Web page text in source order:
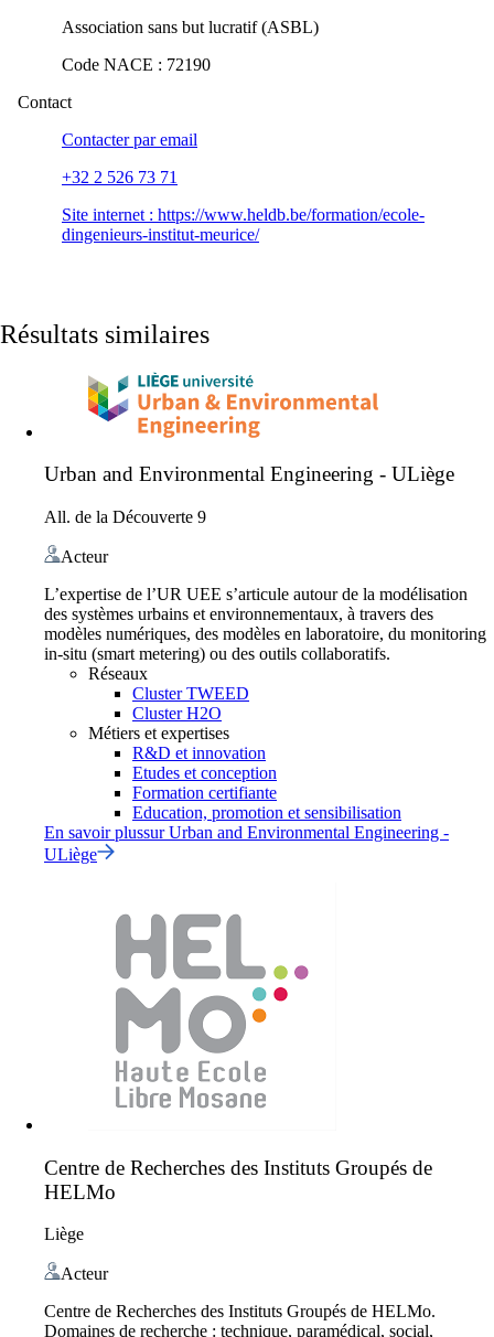
Association sans but lucratif (ASBL)
Code NACE : 72190
Contact
Contacter par email
+32 2 526 73 71
Site internet : https://www.heldb.be/formation/ecole-
dingenieurs-institut-meurice/
Résultats similaires
Urban and Environmental Engineering - ULiège
All. de la Découverte 9
Acteur
L’expertise de l’UR UEE s’articule autour de la modélisation
des systèmes urbains et environnementaux, à travers des
modèles numériques, des modèles en laboratoire, du monitoring
in-situ (smart metering) ou des outils collaboratifs.
Réseaux
Cluster TWEED
Cluster H2O
Métiers et expertises
R&D et innovation
Etudes et conception
Formation certifiante
Education, promotion et sensibilisation
En savoir plussurUrban and Environmental Engineering -
ULiège
Centre de Recherches des Instituts Groupés de
HELMo
Liège
Acteur
Centre de Recherches des Instituts Groupés de HELMo.
Domaines de recherche : technique, paramédical, social,